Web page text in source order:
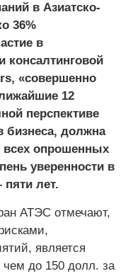
в Азиатско-
36%
в
консалтинговой
«совершенно
12
перспективе
бизнеса, должна
опрошенных
уверенности в
лет.
АТЭС отмечают,
является
до 150 долл. за